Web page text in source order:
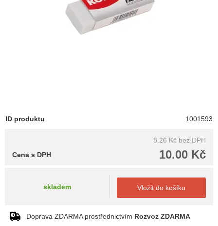
ID produktu 1001593
8.26 Kč bez DPH
10.00 Kč
Cena s DPH
skladem Vložit do košíku
Doprava ZDARMA prostřednictvím Rozvoz ZDARMA